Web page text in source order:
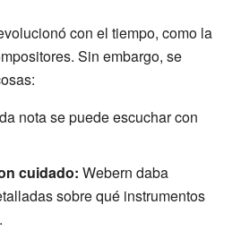
con el tiempo, como la
Sin embargo, se
nota se puede escuchar con
cuidado: Webern daba
sobre qué instrumentos